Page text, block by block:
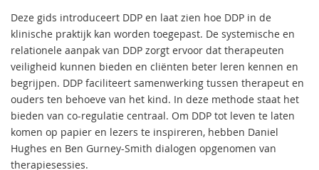
Deze gids introduceert DDP en laat zien hoe DDP in de
klinische praktijk kan worden toegepast. De systemische en
relationele aanpak van DDP zorgt ervoor dat therapeuten
veiligheid kunnen bieden en cliënten beter leren kennen en
begrijpen. DDP faciliteert samenwerking tussen therapeut en
ouders ten behoeve van het kind. In deze methode staat het
bieden van co-regulatie centraal. Om DDP tot leven te laten
komen op papier en lezers te inspireren, hebben Daniel
Hughes en Ben Gurney-Smith dialogen opgenomen van
therapiesessies.